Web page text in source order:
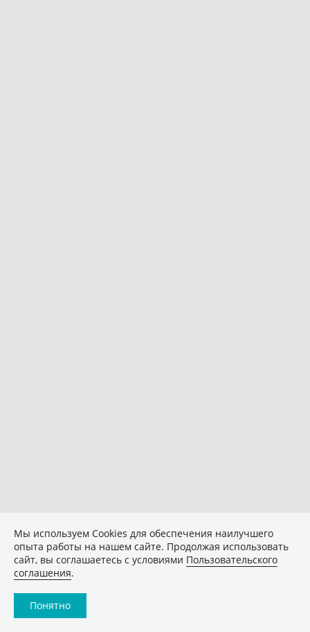
Мы используем Сookies для обеспечения наилучшего
опыта работы на нашем сайте. Продолжая использовать
сайт, вы соглашаетесь с условиями Пользовательского
соглашения.
Понятно